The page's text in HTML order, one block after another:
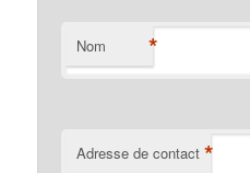
Nom *
Adresse de contact *